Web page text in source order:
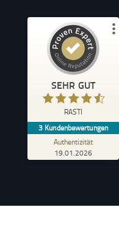
SEHR GUT
RASTI
3 Kundenbewertungen
Authentizität
19.01.2026
auf ProvenExpert.com
über dieses Bewertungssiegel
Anonym
einen Fahrradständer mit
Werbetafel gekauft.